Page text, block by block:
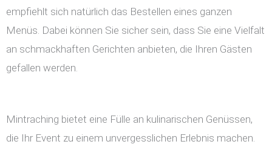
empfiehlt sich natürlich das Bestellen eines ganzen
Menüs. Dabei können Sie sicher sein, dass Sie eine Vielfalt
an schmackhaften Gerichten anbieten, die Ihren Gästen
gefallen werden.
Mintraching bietet eine Fülle an kulinarischen Genüssen,
die Ihr Event zu einem unvergesslichen Erlebnis machen.